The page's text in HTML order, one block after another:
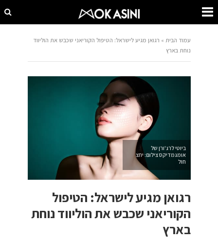
עמוד הבית » רגואן מגיע לישראל: הטיפול הקוריאני שכבש את הוליווד
נוחת בארץ
ביוטי לרג'ורן של
אומגמדיקס צילום: יחצ
חול
רגואן מגיע לישראל: הטיפול
הקוריאני שכבש את הוליווד נוחת
בארץ